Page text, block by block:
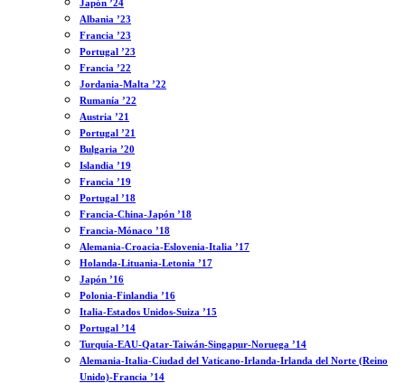
Japón ’24
Albania ’23
Francia ’23
Portugal ’23
Francia ’22
Jordania-Malta ’22
Rumanía ’22
Austria ’21
Portugal ’21
Bulgaria ’20
Islandia ’19
Francia ’19
Portugal ’18
Francia-China-Japón ’18
Francia-Mónaco ’18
Alemania-Croacia-Eslovenia-Italia ’17
Holanda-Lituania-Letonia ’17
Japón ’16
Polonia-Finlandia ’16
Italia-Estados Unidos-Suiza ’15
Portugal ’14
Turquía-EAU-Qatar-Taiwán-Singapur-Noruega ’14
Alemania-Italia-Ciudad del Vaticano-Irlanda-Irlanda del Norte (Reino
Unido)-Francia ’14